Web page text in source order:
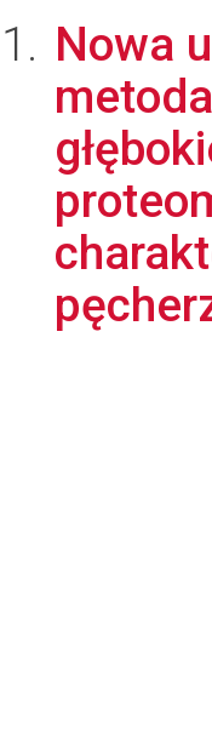
Nowa